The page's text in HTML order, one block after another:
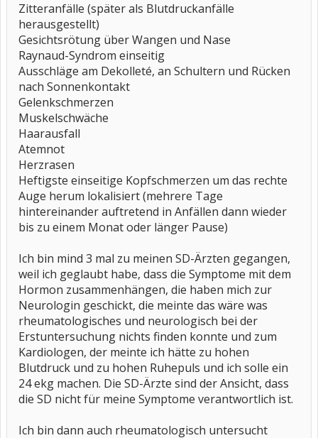
Zitteranfälle (später als Blutdruckanfälle
herausgestellt)
Gesichtsrötung über Wangen und Nase
Raynaud-Syndrom einseitig
Ausschläge am Dekolleté, an Schultern und Rücken
nach Sonnenkontakt
Gelenkschmerzen
Muskelschwäche
Haarausfall
Atemnot
Herzrasen
Heftigste einseitige Kopfschmerzen um das rechte
Auge herum lokalisiert (mehrere Tage
hintereinander auftretend in Anfällen dann wieder
bis zu einem Monat oder länger Pause)
Ich bin mind 3 mal zu meinen SD-Ärzten gegangen,
weil ich geglaubt habe, dass die Symptome mit dem
Hormon zusammenhängen, die haben mich zur
Neurologin geschickt, die meinte das wäre was
rheumatologisches und neurologisch bei der
Erstuntersuchung nichts finden konnte und zum
Kardiologen, der meinte ich hätte zu hohen
Blutdruck und zu hohen Ruhepuls und ich solle ein
24 ekg machen. Die SD-Ärzte sind der Ansicht, dass
die SD nicht für meine Symptome verantwortlich ist.
Ich bin dann auch rheumatologisch untersucht